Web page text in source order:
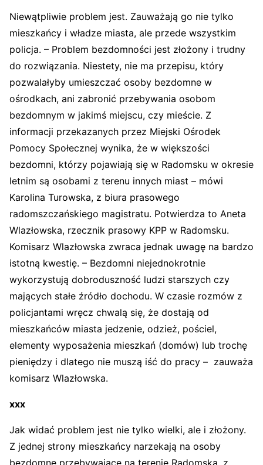
Niewątpliwie problem jest. Zauważają go nie tylko
mieszkańcy i władze miasta, ale przede wszystkim
policja. – Problem bezdomności jest złożony i trudny
do rozwiązania. Niestety, nie ma przepisu, który
pozwalałyby umieszczać osoby bezdomne w
ośrodkach, ani zabronić przebywania osobom
bezdomnym w jakimś miejscu, czy mieście. Z
informacji przekazanych przez Miejski Ośrodek
Pomocy Społecznej wynika, że w większości
bezdomni, którzy pojawiają się w Radomsku w okresie
letnim są osobami z terenu innych miast – mówi
Karolina Turowska, z biura prasowego
radomszczańskiego magistratu. Potwierdza to Aneta
Wlazłowska, rzecznik prasowy KPP w Radomsku.
Komisarz Wlazłowska zwraca jednak uwagę na bardzo
istotną kwestię. – Bezdomni niejednokrotnie
wykorzystują dobroduszność ludzi starszych czy
mających stałe źródło dochodu. W czasie rozmów z
policjantami wręcz chwalą się, że dostają od
mieszkańców miasta jedzenie, odzież, pościel,
elementy wyposażenia mieszkań (domów) lub trochę
pieniędzy i dlatego nie muszą iść do pracy – zauważa
komisarz Wlazłowska.
xxx
Jak widać problem jest nie tylko wielki, ale i złożony.
Z jednej strony mieszkańcy narzekają na osoby